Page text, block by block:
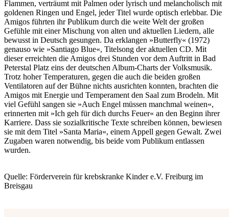
Flammen, verträumt mit Palmen oder lyrisch und melancholisch mit
goldenen Ringen und Engel, jeder Titel wurde optisch erlebbar. Die
Amigos führten ihr Publikum durch die weite Welt der großen
Gefühle mit einer Mischung von alten und aktuellen Liedern, alle
bewusst in Deutsch gesungen. Da erklangen »Butterfly« (1972)
genauso wie »Santiago Blue«, Titelsong der aktuellen CD. Mit
dieser erreichten die Amigos drei Stunden vor dem Auftritt in Bad
Peterstal Platz eins der deutschen Album-Charts der Volksmusik.
Trotz hoher Temperaturen, gegen die auch die beiden großen
Ventilatoren auf der Bühne nichts ausrichten konnten, brachten die
Amigos mit Energie und Temperament den Saal zum Brodeln. Mit
viel Gefühl sangen sie »Auch Engel müssen manchmal weinen«,
erinnerten mit »Ich geh für dich durchs Feuer« an den Beginn ihrer
Karriere. Dass sie sozialkritische Texte schreiben können, bewiesen
sie mit dem Titel »Santa Maria«, einem Appell gegen Gewalt. Zwei
Zugaben waren notwendig, bis beide vom Publikum entlassen
wurden.
Quelle: Förderverein für krebskranke Kinder e.V. Freiburg im
Breisgau